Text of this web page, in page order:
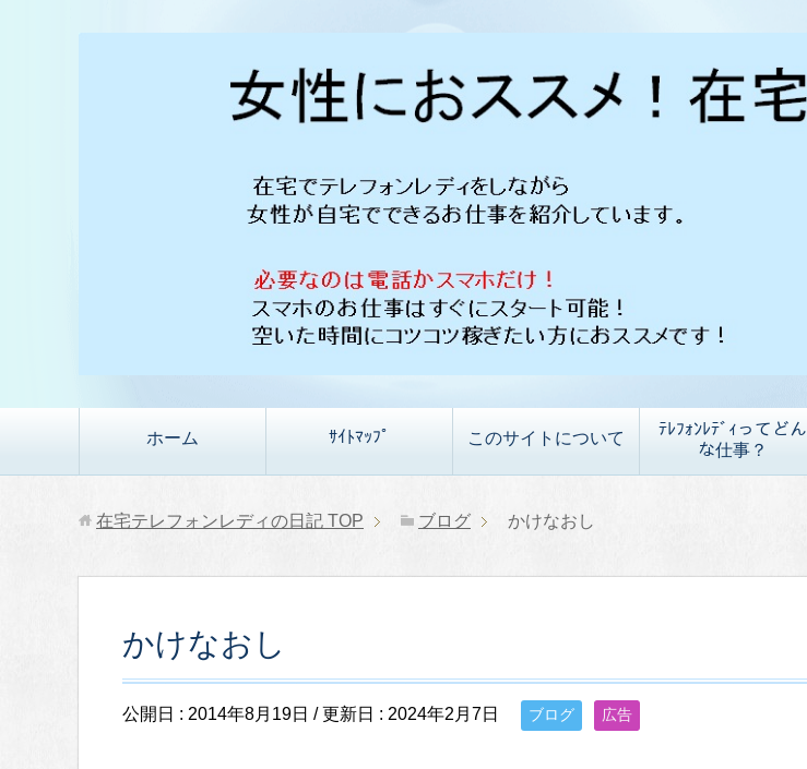
ホーム ｻｲﾄﾏｯﾌﾟ このサイトについて
ﾃﾚﾌｫﾝﾚﾃﾞｨってどん
な仕事？
在宅テレフォンレディの日記 TOP ブログ かけなおし
かけなおし
公開日 : 2014年8月19日 / 更新日 : 2024年2月7日 ブログ 広告